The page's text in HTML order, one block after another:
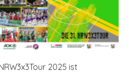
2025 ist